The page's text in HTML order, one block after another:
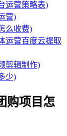
运营策略表)
营)
么收费)
运营百度云提取
剪辑制作)
少)
购项目怎